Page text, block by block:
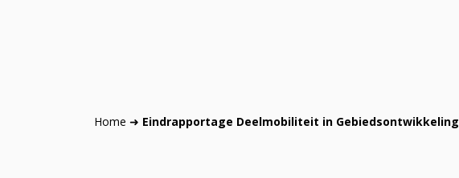
Home ➜ Eindrapportage Deelmobiliteit in Gebiedsontwikkeling